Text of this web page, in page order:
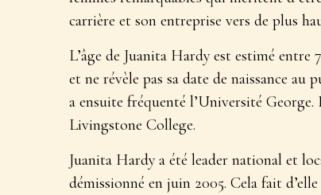
carrière et son entreprise vers de plus
L’âge de Juanita Hardy est estimé
et ne révèle pas sa date de naissance au
a ensuite fréquenté l’Université
Livingstone College.
Juanita Hardy a été leader national et
démissionné en juin 2005. Cela fait